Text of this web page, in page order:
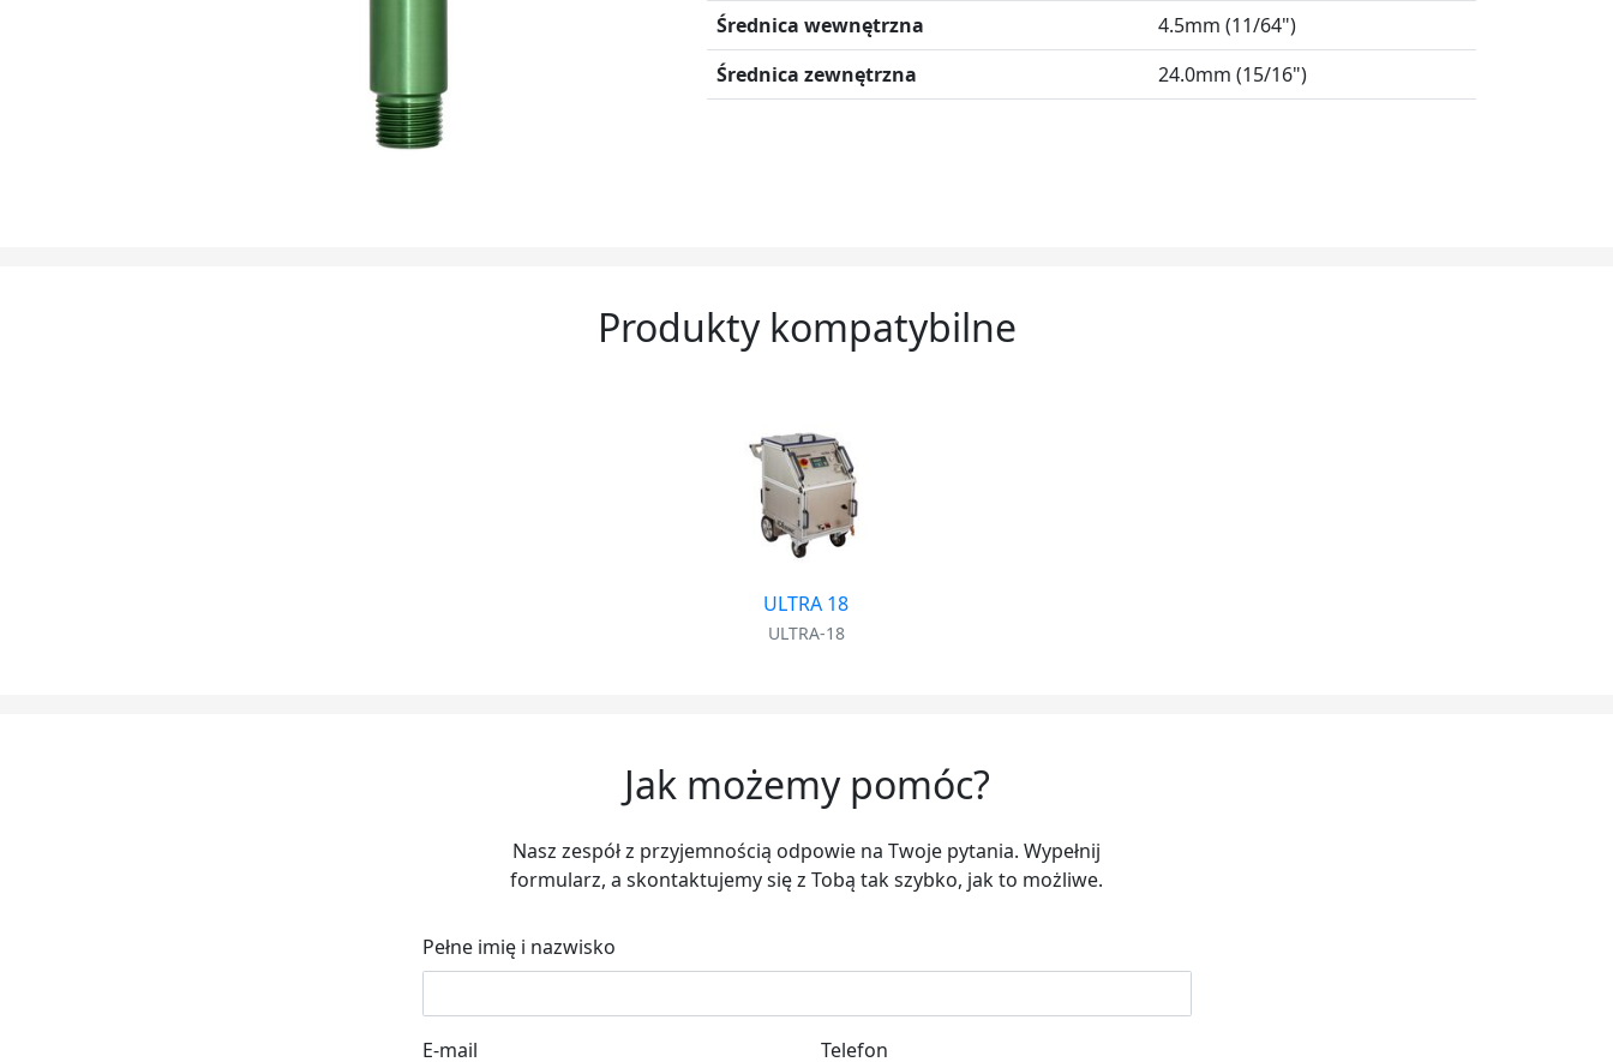
Średnica wewnętrzna
4.5mm (11/64")
Średnica zewnętrzna
24.0mm (15/16")
Produkty kompatybilne
ULTRA 18
ULTRA-18
Jak możemy pomóc?
Nasz zespół z przyjemnością odpowie na Twoje pytania. Wypełnij
formularz, a skontaktujemy się z Tobą tak szybko, jak to możliwe.
Pełne imię i nazwisko
E-mail Telefon